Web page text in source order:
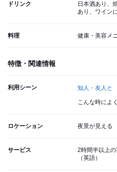
ドリンク
日本酒あり、
あり、ワイン
料理 健康・美容メ
特徴・関連情報
利用シーン 知人・友人と
こんな時によ
ロケーション 夜景が見える
サービス
2時間半以上
（英語）